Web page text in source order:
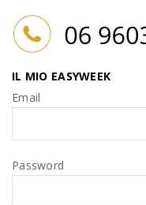
IL MIO EASYWEEK
Email
Password